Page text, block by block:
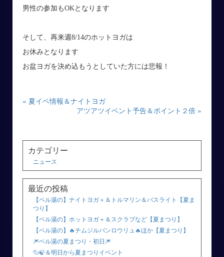
男性の参加もOKとなります
そして、再来週8/14のホットヨガは
お休みとなります
お盆ヨガを決め込もうとしていた方には悲報！
« 夏イベ情報＆ナイトヨガ
アツアツイベント予告＆ポイント２倍 »
カテゴリー
ニュース
最近の投稿
【ベル湯の】ナイトヨガ＋＆トルマリン＆バスライト【夏ま
つり】
【ベル湯の】ホットヨガ＋＆スクラブなど【夏まつり】
【ベル湯の】🔥チムジルバンロウリュ🔥ほか【夏まつり】
🎆ベル湯の夏まつり・初日🎆
🦆🍃＆明日から夏まつりイベント